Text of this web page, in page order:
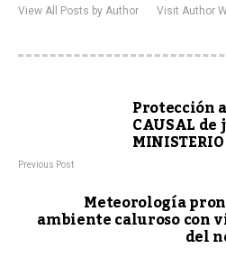
View All Posts by Author Visit Author
Protección
CAUSAL
Previous Post
Meteorología
ambiente caluroso con
del